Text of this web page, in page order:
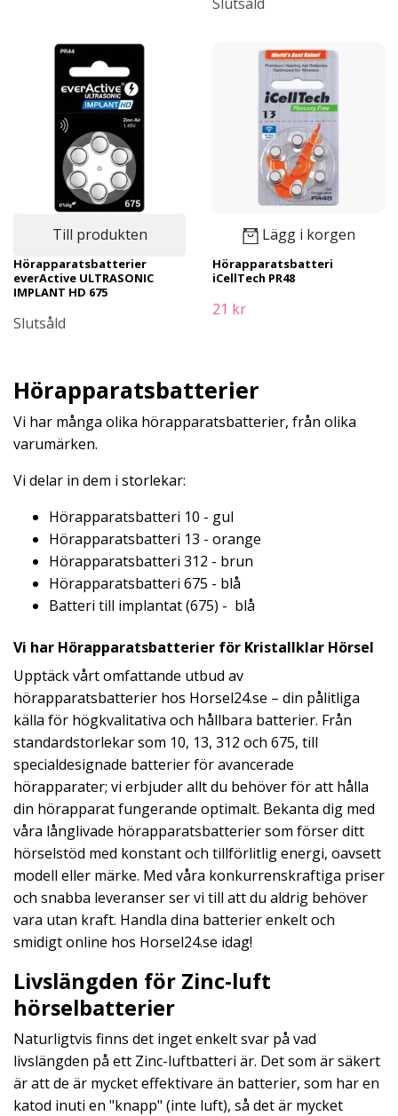
Till produkten
Hörapparatsbatterier
everActive ULTRASONIC
IMPLANT HD 675
Slutsåld
Lägg i korgen
Hörapparatsbatteri
iCellTech PR48
21 kr
Hörapparatsbatterier
Vi har många olika hörapparatsbatterier, från olika
varumärken.
Vi delar in dem i storlekar:
Hörapparatsbatteri 10 - gul
Hörapparatsbatteri 13 - orange
Hörapparatsbatteri 312 - brun
Hörapparatsbatteri 675 - blå
Batteri till implantat (675) - blå
Vi har Hörapparatsbatterier för Kristallklar Hörsel
Upptäck vårt omfattande utbud av
hörapparatsbatterier hos Horsel24.se – din pålitliga
källa för högkvalitativa och hållbara batterier. Från
standardstorlekar som 10, 13, 312 och 675, till
specialdesignade batterier för avancerade
hörapparater; vi erbjuder allt du behöver för att hålla
din hörapparat fungerande optimalt. Bekanta dig med
våra långlivade hörapparatsbatterier som förser ditt
hörselstöd med konstant och tillförlitlig energi, oavsett
modell eller märke. Med våra konkurrenskraftiga priser
och snabba leveranser ser vi till att du aldrig behöver
vara utan kraft. Handla dina batterier enkelt och
smidigt online hos Horsel24.se idag!
Livslängden för Zinc-luft
hörselbatterier
Naturligtvis finns det inget enkelt svar på vad
livslängden på ett Zinc-luftbatteri är. Det som är säkert
är att de är mycket effektivare än batterier, som har en
katod inuti en "knapp" (inte luft), så det är mycket